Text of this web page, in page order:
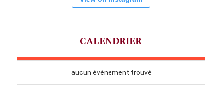
CALENDRIER